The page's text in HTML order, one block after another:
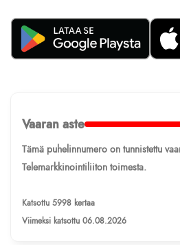
Vaaran aste
Tämä puhelinnumero on tunnistettu
Telemarkkinointiliiton toimesta.
Katsottu 5998 kertaa
Viimeksi katsottu 06.08.2026